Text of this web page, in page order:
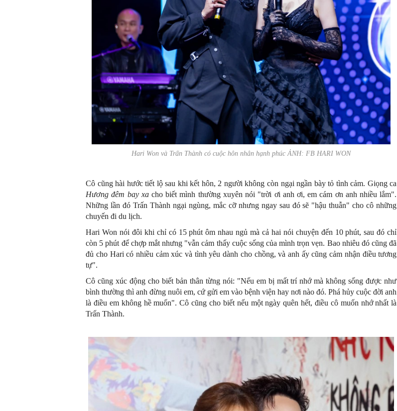
Hari Won và Trấn Thành có cuộc hôn nhân hạnh phúc ẢNH: FB HARI WON
Cô cũng hài hước tiết lộ sau khi kết hôn, 2 người không còn ngại ngần bày tỏ tình cảm. Giọng ca
Hương đêm bay xacho biết mình thường xuyên nói "trời ơi anh ơi, em cám ơn anh nhiều lắm".
Những lần đó Trấn Thành ngại ngùng, mắc cỡ nhưng ngay sau đó sẽ "hậu thuẫn" cho cô những
chuyến đi du lịch.
Hari Won nói đôi khi chỉ có 15 phút ôm nhau ngủ mà cả hai nói chuyện đến 10 phút, sau đó chỉ
còn 5 phút để chợp mắt nhưng "vẫn cảm thấy cuộc sống của mình trọn vẹn. Bao nhiêu đó cũng đã
đủ cho Hari có nhiều cảm xúc và tình yêu dành cho chồng, và anh ấy cũng cảm nhận điều tương
tự".
Cô cũng xúc động cho biết bản thân từng nói: "Nếu em bị mất trí nhớ mà không sống được như
bình thường thì anh đừng nuôi em, cứ gửi em vào bệnh viện hay nơi nào đó. Phá hủy cuộc đời anh
là điều em không hề muốn". Cô cũng cho biết nếu một ngày quên hết, điều cô muốn nhớ nhất là
Trấn Thành.